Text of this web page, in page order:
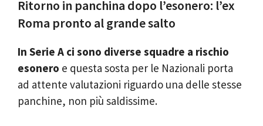
Ritorno in panchina dopo l’esonero: l’ex
Roma pronto al grande salto
In Serie A ci sono diverse squadre a rischio
esonero e questa sosta per le Nazionali porta
ad attente valutazioni riguardo una delle stesse
panchine, non più saldissime.